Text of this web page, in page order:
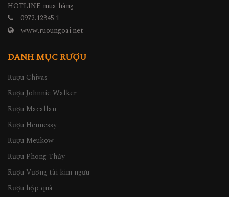
HOTLINE mua hàng
0972.12345.1
www.ruoungoai.net
DANH MỤC RƯỢU
Rượu Chivas
Rượu Johnnie Walker
Rượu Macallan
Rượu Hennessy
Rượu Meukow
Rượu Phong Thủy
Rượu Vương tài kim ngưu
Rượu hộp quà